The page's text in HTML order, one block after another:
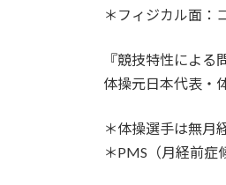
＊フィジカル面：
『競技特性による
体操元日本代表・
＊体操選手は無月
＊PMS（月経前症